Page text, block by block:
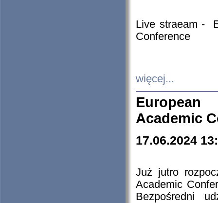
Live straeam -
Conference
więcej...
European
Academic
17.06.2024
Już jutro
Academic
Bezpośredni